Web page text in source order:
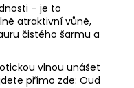
– je to
atraktivní vůně,
čistého šarmu a
vlnou unášet
přímo zde: Oud